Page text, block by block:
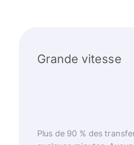
Grande vitesse
Plus de 90 % des